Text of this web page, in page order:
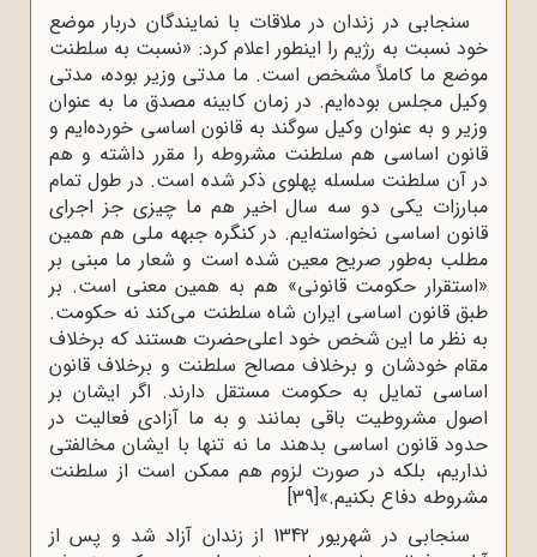
سنجابی در زندان در ملاقات با نمایندگان دربار موضع
خود نسبت به رژیم را اینطور اعلام کرد: «نسبت به سلطنت
موضع ما کاملاً مشخص است. ما مدتی وزیر بوده، مدتی
وکیل مجلس بوده‌‌ایم. در زمان کابینه مصدق ما به عنوان
وزیر و به عنوان وکیل سوگند به قانون اساسی خورده‌‌ایم و
قانون اساسی هم سلطنت مشروطه را مقرر داشته و هم
در آن سلطنت سلسله پهلوی ذکر شده است. در طول تمام
مبارزات یکی دو سه سال اخیر هم ما چیزی جز اجرای
قانون اساسی نخواسته‌‌ایم. در کنگره جبهه ملی هم همین
مطلب به‌‌طور صریح معین شده است و شعار ما مبنی بر
«استقرار حکومت قانونی» هم به همین معنی است. بر
طبق قانون اساسی ایران شاه سلطنت می‌‌کند نه حکومت.
به نظر ما این شخص خود اعلی‌حضرت هستند که برخلاف
مقام خودشان و برخلاف مصالح سلطنت و برخلاف قانون
اساسی تمایل به حکومت مستقل دارند. اگر ایشان بر
اصول مشروطیت باقی بمانند و به ما آزادی فعالیت در
حدود قانون اساسی بدهند ما نه تنها با ایشان مخالفتی
نداریم، بلکه در صورت لزوم هم ممکن است از سلطنت
مشروطه دفاع بکنیم.»[39]
سنجابی در شهریور 1342 از زندان آزاد شد و پس از